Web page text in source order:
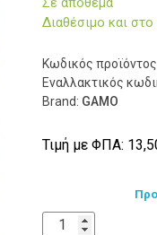
Διαθέσιμο και
Κωδικός
Εναλλακτικός
Brand: GAMO
Τιμή με ΦΠΑ: